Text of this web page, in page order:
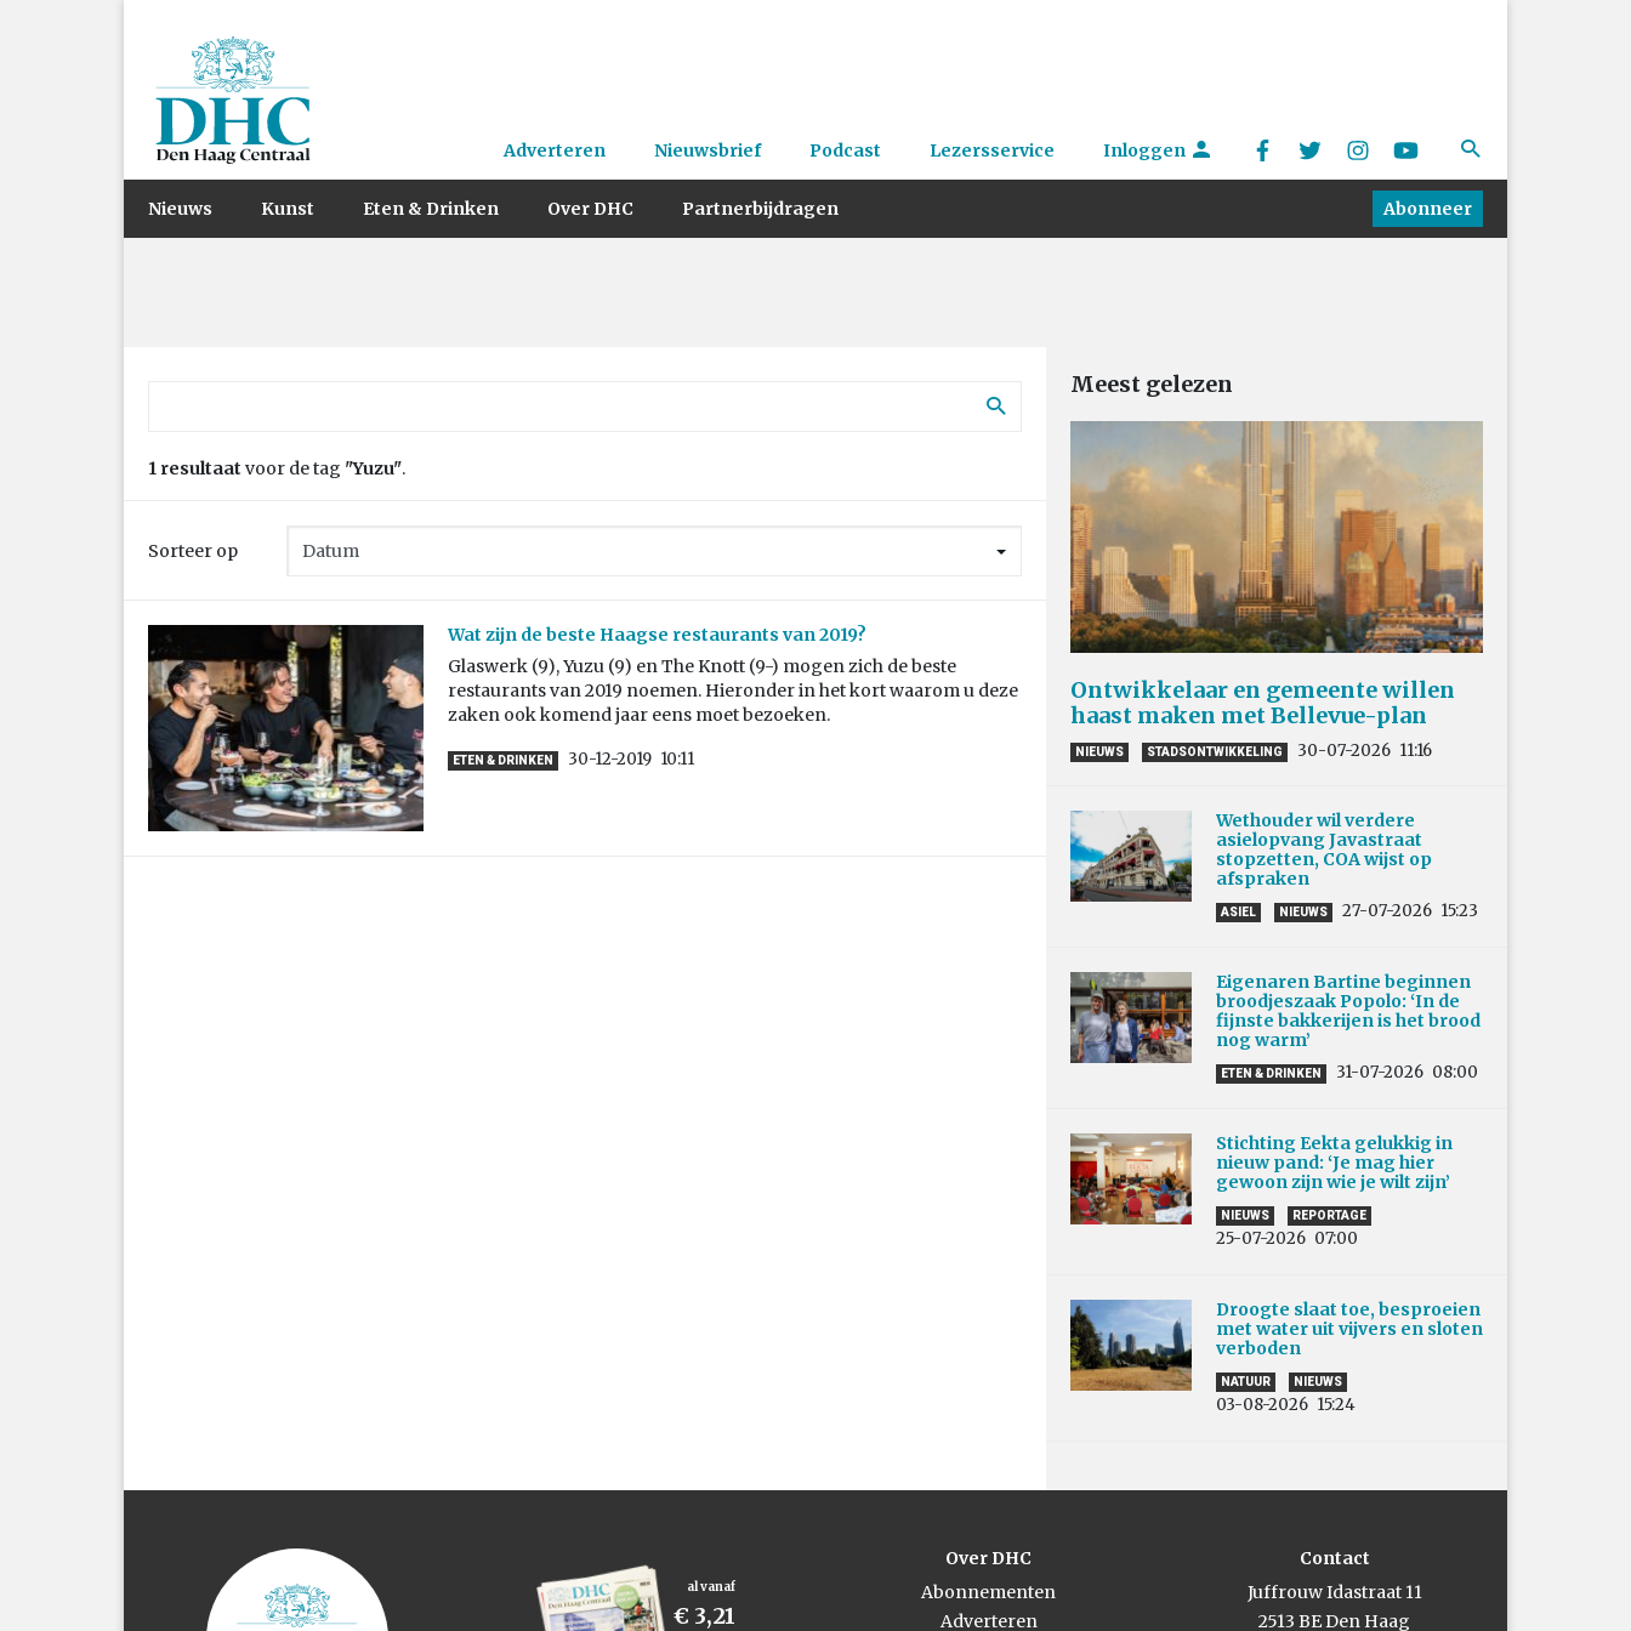
Adverteren Nieuwsbrief Podcast Lezersservice Inloggen
Nieuws Kunst Eten & Drinken Over DHC Partnerbijdragen Abonneer
1 resultaat voor de tag "Yuzu".
Sorteer op
Wat zijn de beste Haagse restaurants van 2019?
Glaswerk (9), Yuzu (9) en The Knott (9-) mogen zich de beste
restaurants van 2019 noemen. Hieronder in het kort waarom u deze
zaken ook komend jaar eens moet bezoeken.
ETEN & DRINKEN 30-12-2019 10:11
Meest gelezen
Ontwikkelaar en gemeente willen
haast maken met Bellevue-plan
NIEUWS STADSONTWIKKELING 30-07-2026 11:16
Wethouder wil verdere
asielopvang Javastraat
stopzetten, COA wijst op
afspraken
ASIEL NIEUWS 27-07-2026 15:23
Eigenaren Bartine beginnen
broodjeszaak Popolo: ‘In de
fijnste bakkerijen is het brood
nog warm’
ETEN & DRINKEN 31-07-2026 08:00
Stichting Eekta gelukkig in
nieuw pand: ‘Je mag hier
gewoon zijn wie je wilt zijn’
NIEUWS REPORTAGE
25-07-2026 07:00
Droogte slaat toe, besproeien
met water uit vijvers en sloten
verboden
NATUUR NIEUWS
03-08-2026 15:24
al vanaf
€ 3,21
Over DHC
Abonnementen
Adverteren
Contact
Juffrouw Idastraat 11
2513 BE Den Haag